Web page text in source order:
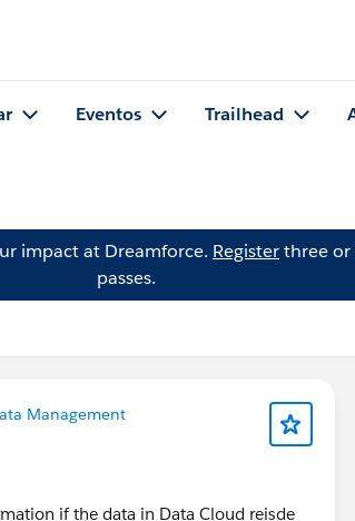
Eventos Trailhead
impact at Dreamforce. Registerthree
passes.
Management
if the data in Data Cloud reisde